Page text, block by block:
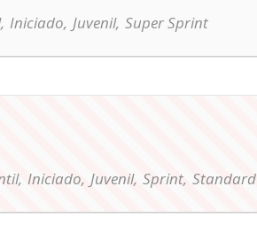
Iniciado, Juvenil, Super Sprint
Iniciado, Juvenil, Sprint, Standard